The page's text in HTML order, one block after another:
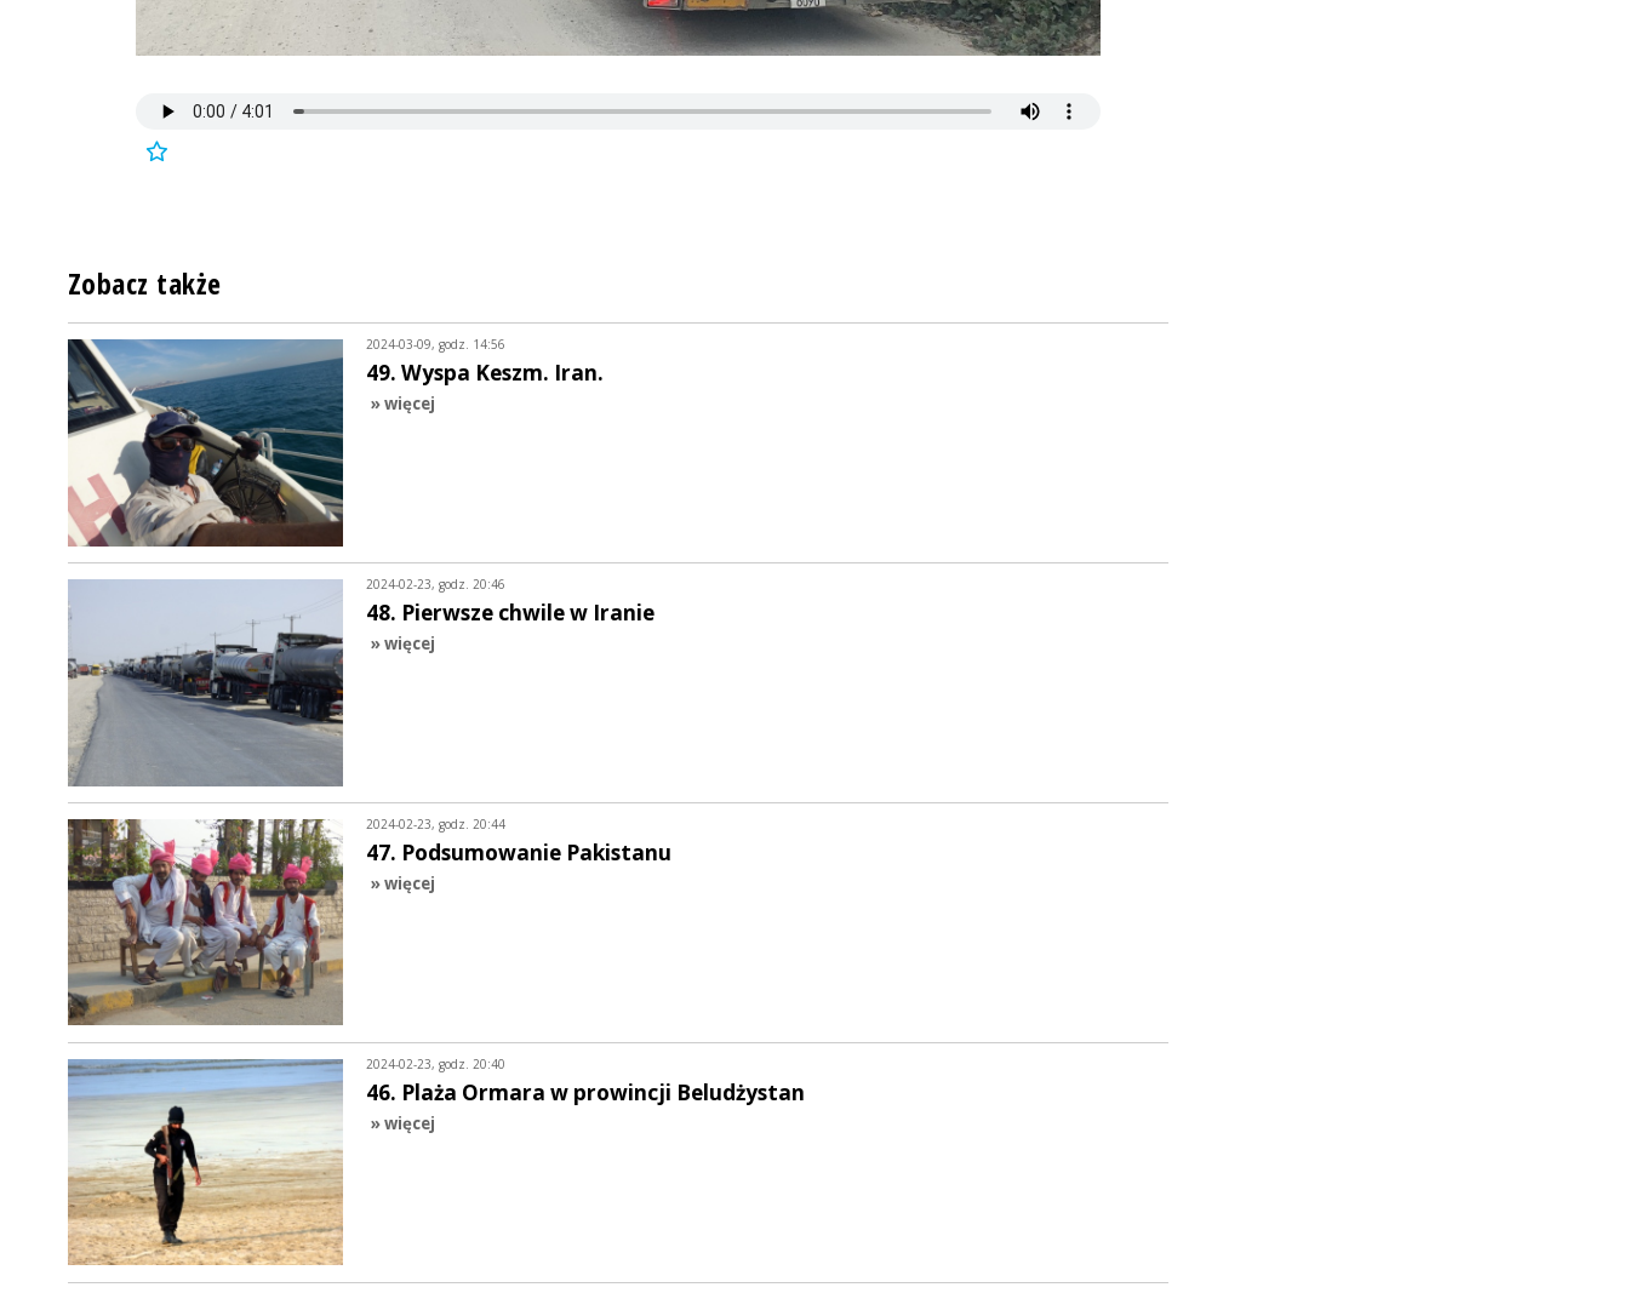
Zobacz także
2024-03-09, godz. 14:56
49. Wyspa Keszm. Iran.
» więcej
2024-02-23, godz. 20:46
48. Pierwsze chwile w Iranie
» więcej
2024-02-23, godz. 20:44
47. Podsumowanie Pakistanu
» więcej
2024-02-23, godz. 20:40
46. Plaża Ormara w prowincji Beludżystan
» więcej